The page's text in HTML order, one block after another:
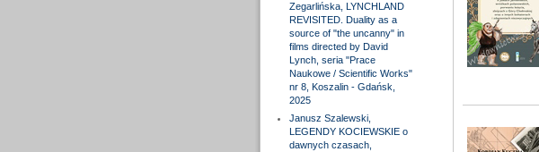
Zegarlińska, LYNCHLAND
REVISITED. Duality as a
source of "the uncanny" in
films directed by David
Lynch, seria "Prace
Naukowe / Scientific Works"
nr 8, Koszalin - Gdańsk,
2025
Janusz Szalewski,
LEGENDY KOCIEWSKIE o
dawnych czasach,